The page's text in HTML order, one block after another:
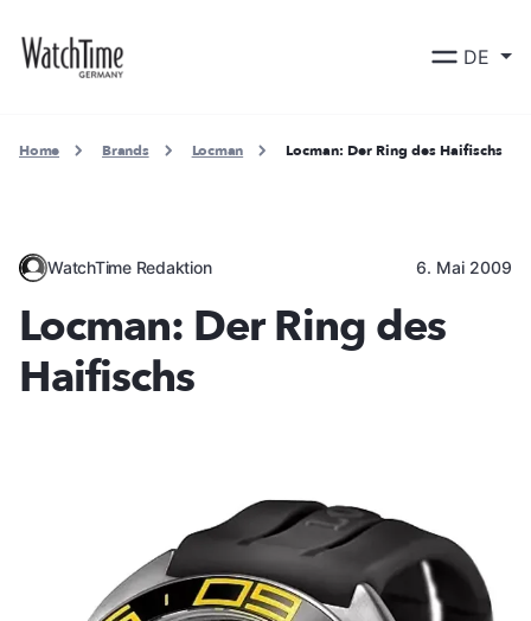
DE
Home Brands Locman Locman: Der Ring des Haifischs
WatchTime Redaktion 6. Mai 2009
Locman: Der Ring des
Haifischs